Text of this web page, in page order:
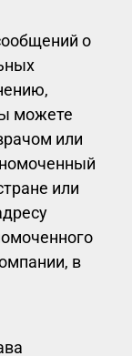
о
можете
или
или
в